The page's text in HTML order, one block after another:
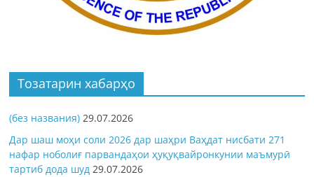
Тозатарин хабарҳо
(без названия) 29.07.2026
Дар шаш моҳи соли 2026 дар шаҳри Ваҳдат нисбати 271
нафар ноболиғ парвандаҳои ҳуқуқвайронкунии маъмурӣ
тартиб дода шуд 29.07.2026